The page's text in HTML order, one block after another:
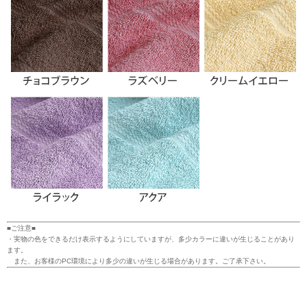
■ご注意■
・実物の色をできるだけ表示するようにしていますが、多少カラーに違いが生じることがあり
ます。
また、お客様のPC環境により多少の違いが生じる場合があります。ご了承下さい。